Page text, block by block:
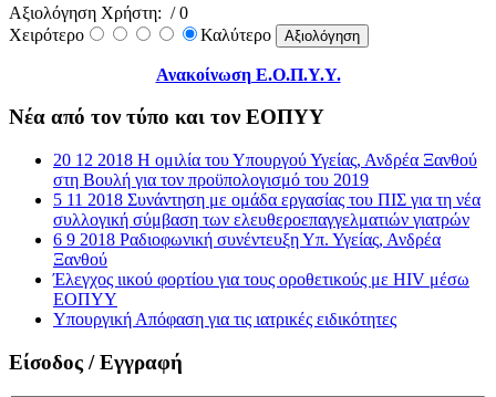
Αξιολόγηση Χρήστη: / 0
Χειρότερο
Καλύτερο
Ανακοίνωση Ε.Ο.Π.Υ.Υ.
Νέα από τον τύπο και τον ΕΟΠΥΥ
20 12 2018 Η ομιλία του Υπουργού Υγείας, Ανδρέα Ξανθού
στη Βουλή για τον προϋπολογισμό του 2019
5 11 2018 Συνάντηση με ομάδα εργασίας του ΠΙΣ για τη νέα
συλλογική σύμβαση των ελευθεροεπαγγελματιών γιατρών
6 9 2018 Ραδιοφωνική συνέντευξη Υπ. Υγείας, Ανδρέα
Ξανθού
Έλεγχος ιικού φορτίου για τους οροθετικούς με HIV μέσω
ΕΟΠΥΥ
Υπουργική Απόφαση για τις ιατρικές ειδικότητες
Είσοδος / Εγγραφή